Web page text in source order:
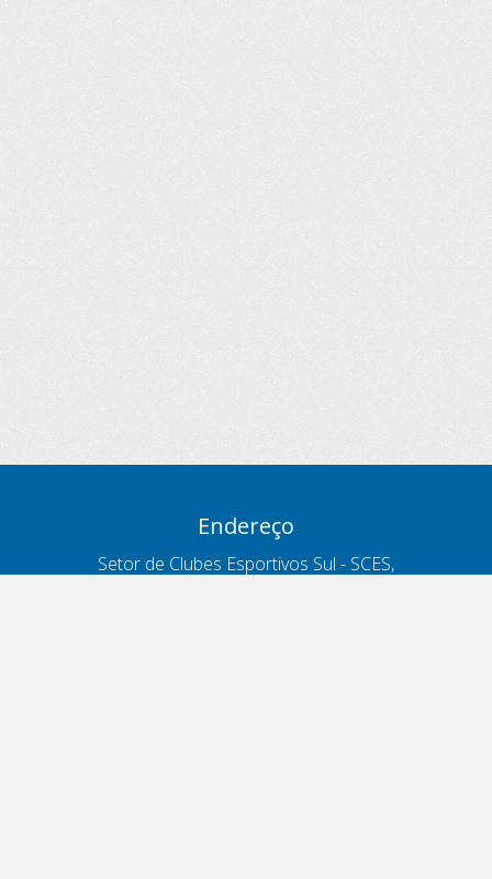
Endereço
Setor de Clubes Esportivos Sul - SCES,